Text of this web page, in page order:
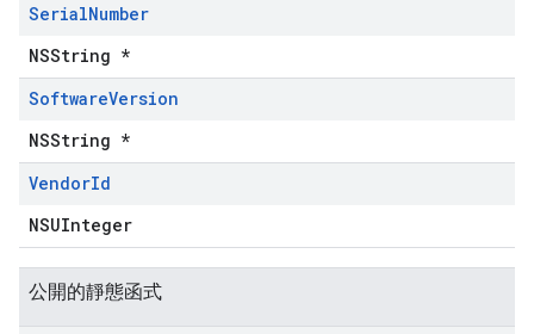
SerialNumber
NSString *
SoftwareVersion
NSString *
VendorId
NSUInteger
公開的靜態函式